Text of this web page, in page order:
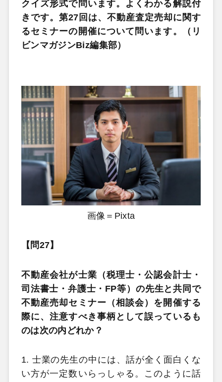
クイズ形式で問います。よくわかる解説付
きです。第27回は、不動産査定売却に関す
るセミナーの開催について問います。（リ
ビンマガジンBiz編集部）
画像＝Pixta
【問27】
不動産会社が士業（税理士・公認会計士・
司法書士・弁護士・FP等）の先生と共同で
不動産売却セミナー（相談会）を開催する
際に、注意すべき事柄として誤っているも
のは次の内どれか？
1. 士業の先生の中には、話が全く面白くな
い方が一定数いらっしゃる。このように話